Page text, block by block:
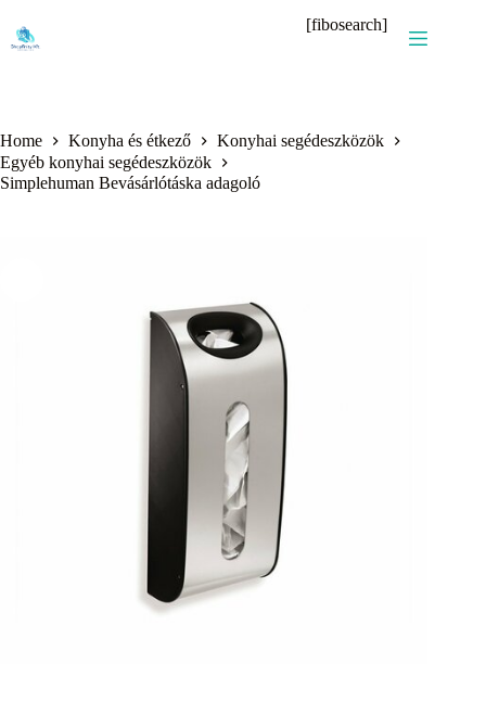
content
[fibosearch]
Home Konyha és étkező
Konyhai segédeszközök
Egyéb konyhai segédeszközök
Simplehuman Bevásárlótáska adagoló